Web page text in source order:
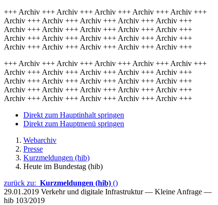
+++ Archiv +++ Archiv +++ Archiv +++ Archiv +++ Archiv +++
Archiv +++ Archiv +++ Archiv +++ Archiv +++ Archiv +++
Archiv +++ Archiv +++ Archiv +++ Archiv +++ Archiv +++
Archiv +++ Archiv +++ Archiv +++ Archiv +++ Archiv +++
Archiv +++ Archiv +++ Archiv +++ Archiv +++ Archiv +++
+++ Archiv +++ Archiv +++ Archiv +++ Archiv +++ Archiv +++
Archiv +++ Archiv +++ Archiv +++ Archiv +++ Archiv +++
Archiv +++ Archiv +++ Archiv +++ Archiv +++ Archiv +++
Archiv +++ Archiv +++ Archiv +++ Archiv +++ Archiv +++
Archiv +++ Archiv +++ Archiv +++ Archiv +++ Archiv +++
Direkt zum Hauptinhalt springen
Direkt zum Hauptmenü springen
Webarchiv
Presse
Kurzmeldungen (hib)
Heute im Bundestag (hib)
zurück zu: Kurzmeldungen (hib) ()
29.01.2019 Verkehr und digitale Infrastruktur — Kleine Anfrage —
hib 103/2019